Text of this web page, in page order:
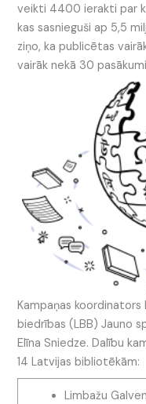
veikti 4400 ierakti par
kas sasnieguši ap 5,5
ziņo, ka publicētas
vairāk nekā 30
Kampaņas
biedrības (LBB) Jauno
Elīna Sniedze. Dalību
14 Latvijas bibliotēkām:
Limbažu